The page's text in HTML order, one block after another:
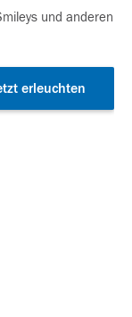
und anderen
erleuchten